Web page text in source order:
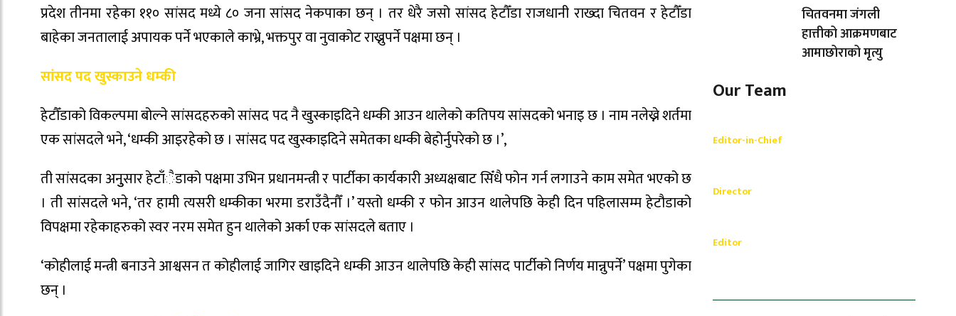
प्रदेश तीनमा रहेका ११० सांसद मध्ये ८० जना सांसद नेकपाका छन् । तर धेरै जसो सांसद हेटौँडा राजधानी राख्दा चितवन र हेटौँडा
बाहेका जनतालाई अपायक पर्ने भएकाले काभ्रे, भक्तपुर वा नुवाकोट राख्नुपर्ने पक्षमा छन् ।
सांसद पद खुस्काउने धम्की
हेटौँडाको विकल्पमा बोल्ने सांसदहरुको सांसद पद नै खुस्काइदिने धम्की आउन थालेको कतिपय सांसदको भनाइ छ । नाम नलेख्ने शर्तमा
एक सांसदले भने, ‘धम्की आइरहेको छ । सांसद पद खुस्काइदिने समेतका धम्की बेहोर्नुपरेको छ ।’,
ती सांसदका अनुुसार हेटाँैडाको पक्षमा उभिन प्रधानमन्त्री र पार्टीका कार्यकारी अध्यक्षबाट सिँधै फोन गर्न लगाउने काम समेत भएको छ
। ती सांसदले भने, ‘तर हामी त्यसरी धम्कीका भरमा डराउँदैनौँ ।’ यस्तो धम्की र फोन आउन थालेपछि केही दिन पहिलासम्म हेटौडाको
विपक्षमा रहेकाहरुको स्वर नरम समेत हुन थालेको अर्का एक सांसदले बताए ।
‘कोहीलाई मन्त्री बनाउने आश्वसन त कोहीलाई जागिर खाइदिने धम्की आउन थालेपछि केही सांसद पार्टीको निर्णय मान्नुपर्ने’ पक्षमा पुगेका
छन् ।
चितवनमा जंगली
हात्तीको आक्रमणबाट
आमाछोराको मृत्यु
Our Team
Editor-in-Chief
Director
Editor